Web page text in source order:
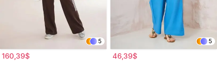
5
160,39$
5
46,39$